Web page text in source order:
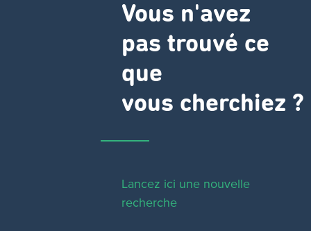
Vous n'avez
pas trouvé ce
que
vous cherchiez ?
Lancez ici une nouvelle
recherche